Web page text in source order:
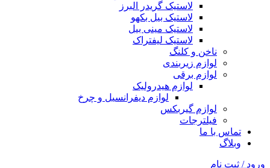
لاستیک گریدر البرز
لاستیک بیل بکهو
لاستیک مینی بیل
لاستیک لیفتراک
ناخن و کلنگ
لوازم زیربندی
لوازم برقی
لوازم هیدرولیک
لوازم دیفرانسیل و چرخ
لوازم گیربکس
فیلترجات
تماس با ما
وبلاگ
ورود / ثبت نام